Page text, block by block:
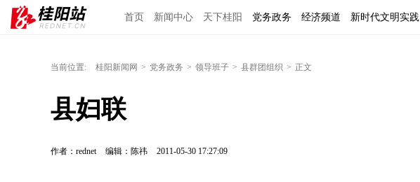
首页 新闻中心 天下桂阳 党务政务 经济频道 新时代文明实践
当前位置: 桂阳新闻网 > 党务政务 > 领导班子 > 县群团组织 > 正文
县妇联
作者：rednet 编辑：陈祎 2011-05-30 17:27:09